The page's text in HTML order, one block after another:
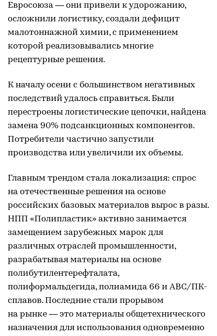
Евросоюза — они привели к удорожанию,
осложнили логистику, создали дефицит
малотоннажной химии, с применением
которой реализовывались многие
рецептурные решения.
К началу осени с большинством негативных
последствий удалось справиться. Были
перестроены логистические цепочки, найдена
замена 90% подсанкционных компонентов.
Потребители частично запустили
производства или увеличили их объемы.
Главным трендом стала локализация: спрос
на отечественные решения на основе
российских базовых материалов вырос в разы.
НПП «Полипластик» активно занимается
замещением зарубежных марок для
различных отраслей промышленности,
разрабатывая материалы на основе
полибутилентерефталата,
полиформальдегида, полиамида 66 и ABС/ПК-
сплавов. Последние стали прорывом
на рынке — это материалы общетехнического
назначения для использования одновременно